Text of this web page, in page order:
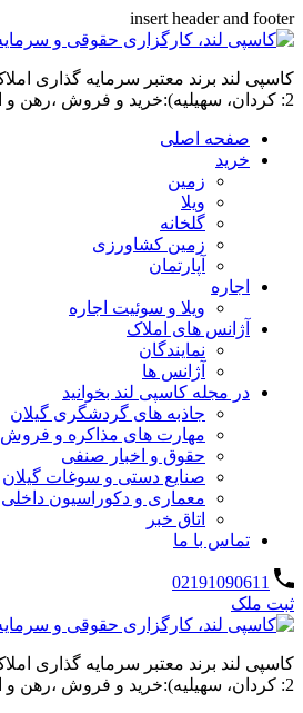
insert header and footer
2: کردان، سهیلیه):خرید و فروش ،رهن و اجاره
صفحه اصلی
خرید
زمین
ویلا
گلخانه
زمین کشاورزی
آپارتمان
اجاره
ویلا و سوئیت اجاره
آژانس های املاک
نمایندگان
آژانس ها
در مجله کاسپی لند بخوانید
جاذبه های گردشگری گیلان
مهارت های مذاکره و فروش
حقوق و اخبار صنفی
صنایع دستی و سوغات گیلان
معماری و دکوراسیون داخلی
اتاق خبر
تماس با ما
02191090611
ثبت ملک
2: کردان، سهیلیه):خرید و فروش ،رهن و اجاره